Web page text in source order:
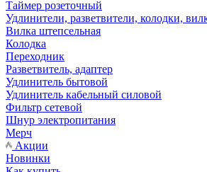
Таймер розеточный
Удлинители, разветвители, колодки,
Вилка штепсельная
Колодка
Переходник
Разветвитель, адаптер
Удлинитель бытовой
Удлинитель кабельный силовой
Фильтр сетевой
Шнур электропитания
Мерч
Акции
Новинки